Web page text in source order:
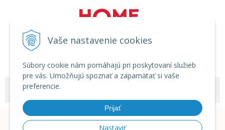
Vaše nastavenie cookies
Súbory cookie nám pomáhajú pri poskytovaní služieb
pre vás. Umožňujú spoznať a zapamätať si vaše
preferencie.
Prijať
Nastaviť
© 2026 Môj svet - rozličný tovar •